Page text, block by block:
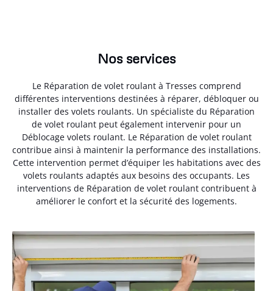
Nos services
Le Réparation de volet roulant à Tresses comprend
différentes interventions destinées à réparer, débloquer ou
installer des volets roulants. Un spécialiste du Réparation
de volet roulant peut également intervenir pour un
Déblocage volets roulant. Le Réparation de volet roulant
contribue ainsi à maintenir la performance des installations.
Cette intervention permet d’équiper les habitations avec des
volets roulants adaptés aux besoins des occupants. Les
interventions de Réparation de volet roulant contribuent à
améliorer le confort et la sécurité des logements.